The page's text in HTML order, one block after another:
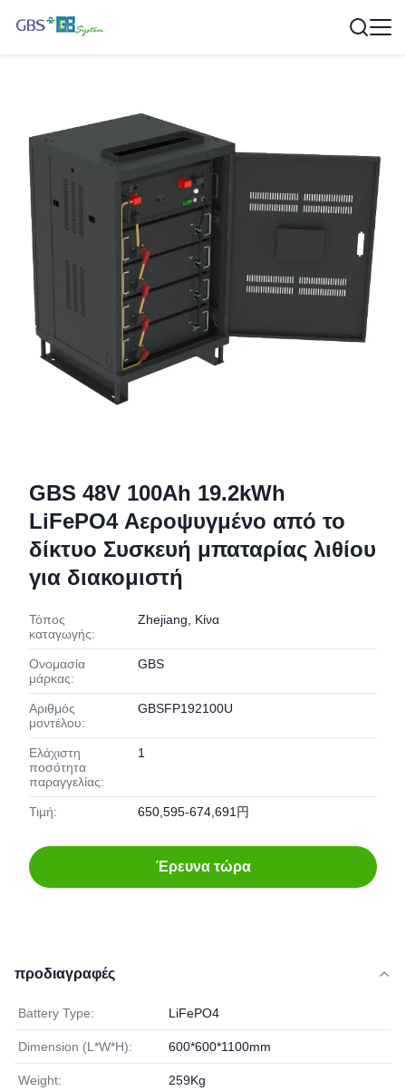
GBS 48V 100Ah 19.2kWh
LiFePO4 Αεροψυγμένο από το
δίκτυο Συσκευή μπαταρίας λιθίου
για διακομιστή
Τόπος
καταγωγής:
Zhejiang, Κίνα
Ονομασία
μάρκας:
GBS
Αριθμός
μοντέλου:
GBSFP192100U
Ελάχιστη
ποσότητα
παραγγελίας:
1
Τιμή: 650,595-674,691円
Έρευνα τώρα
προδιαγραφές
Battery Type: LiFePO4
Dimension (L*W*H): 600*600*1100mm
Weight: 259Kg